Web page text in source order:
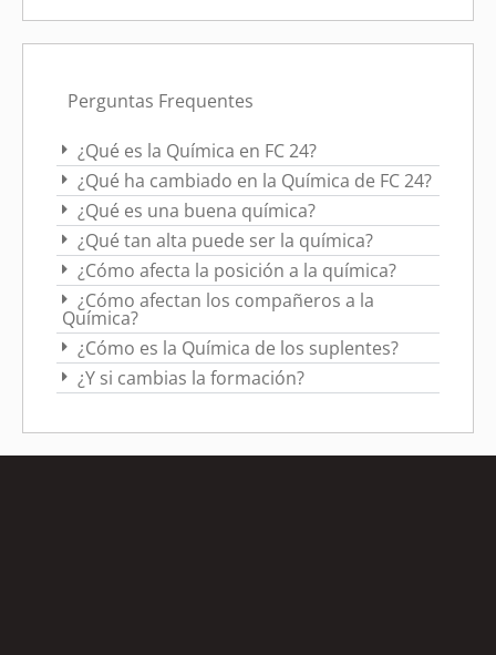
Perguntas Frequentes
¿Qué es la Química en FC 24?
¿Qué ha cambiado en la Química de FC 24?
¿Qué es una buena química?
¿Qué tan alta puede ser la química?
¿Cómo afecta la posición a la química?
¿Cómo afectan los compañeros a la
Química?
¿Cómo es la Química de los suplentes?
¿Y si cambias la formación?